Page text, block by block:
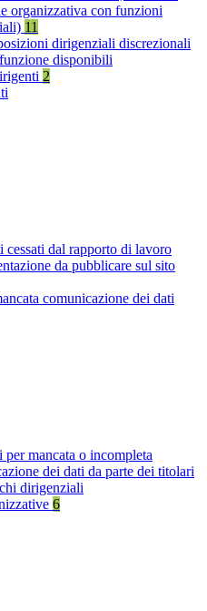
organizzativa con funzioni
11
dirigenziali discrezionali
disponibili
2
cessati dal rapporto di lavoro
da pubblicare sul sito
comunicazione dei dati
per mancata o incompleta
dei dati da parte dei titolari
dirigenziali
6